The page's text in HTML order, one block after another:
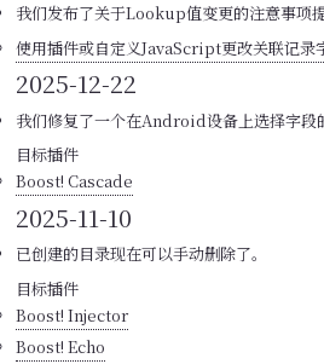
我们发布了关于Lookup值变更的注意事项提
使用插件或自定义JavaScript更改关联记录
2025-12-22
我们修复了一个在Android设备上选择字段
目标插件
Boost! Cascade
2025-11-10
已创建的目录现在可以手动删除了。
目标插件
Boost! Injector
Boost! Echo